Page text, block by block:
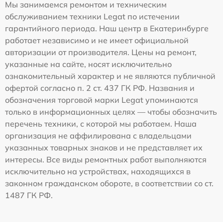
Мы занимаемся ремонтом и техническим
обслуживанием техники Legat по истечении
гарантийного периода. Наш центр в Екатеринбурге
работает независимо и не имеет официальной
авторизации от производителя. Цены на ремонт,
указанные на сайте, носят исключительно
ознакомительный характер и не являются публичной
офертой согласно п. 2 ст. 437 ГК РФ. Названия и
обозначения торговой марки Legat упоминаются
только в информационных целях — чтобы обозначить
перечень техники, с которой мы работаем. Наша
организация не аффилирована с владельцами
указанных товарных знаков и не представляет их
интересы. Все виды ремонтных работ выполняются
исключительно на устройствах, находящихся в
законном гражданском обороте, в соответствии со ст.
1487 ГК РФ.